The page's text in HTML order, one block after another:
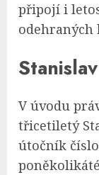
připojí i
odehraných
V úvodu
třicetiletý
útočník